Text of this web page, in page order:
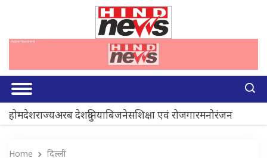
होमदेशराज्यअरब देशदुनियाबिजनेसशिक्षा एवं रोजगारमनोरंजन
Home दिल्ली